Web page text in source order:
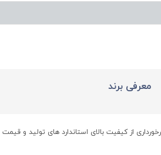
معرفی برند
از کیفیت بالای استاندارد های تولید